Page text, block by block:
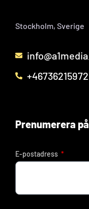
Stockholm, Sverige
+46736215972
Prenumerera
E-postadress